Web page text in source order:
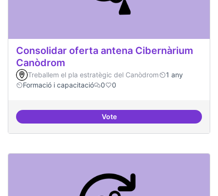
Consolidar oferta antena Cibernàrium
Canòdrom
Treballem el pla estratègic del Canòdrom
1 any
Formació i capacitació
0 0
VoteConsolidar oferta antena